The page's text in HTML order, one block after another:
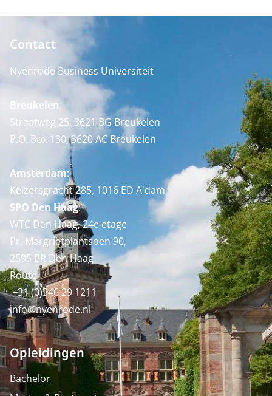
Contact
Nyenrode Business Universiteit
Breukelen:
Straatweg 25, 3621 BG Breukelen
P.O. Box 130, 3620 AC Breukelen
Amsterdam:
Keizersgracht 285, 1016 ED A'dam
SPO Den Haag:
WTC Den Haag, 24e etage
Pr. Margrietplantsoen 90,
2595 BR Den Haag
Route
+31 (0)346 29 1211
info@nyenrode.nl
Opleidingen
Bachelor